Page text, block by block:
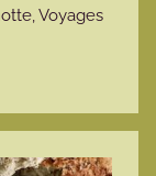
,Voyages